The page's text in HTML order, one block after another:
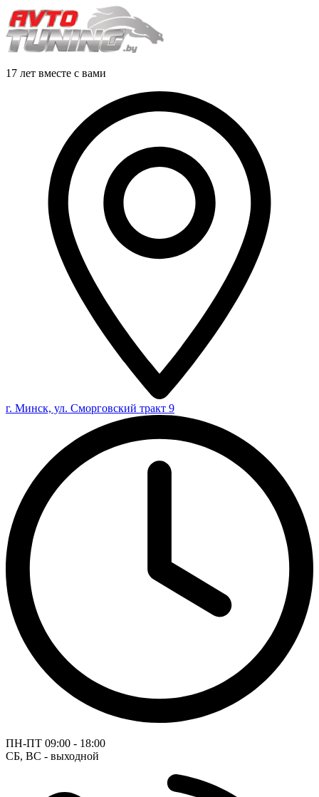
17 лет вместе с вами
г. Минск, ул. Сморговский тракт 9
ПН-ПТ 09:00 - 18:00
СБ, ВС - выходной